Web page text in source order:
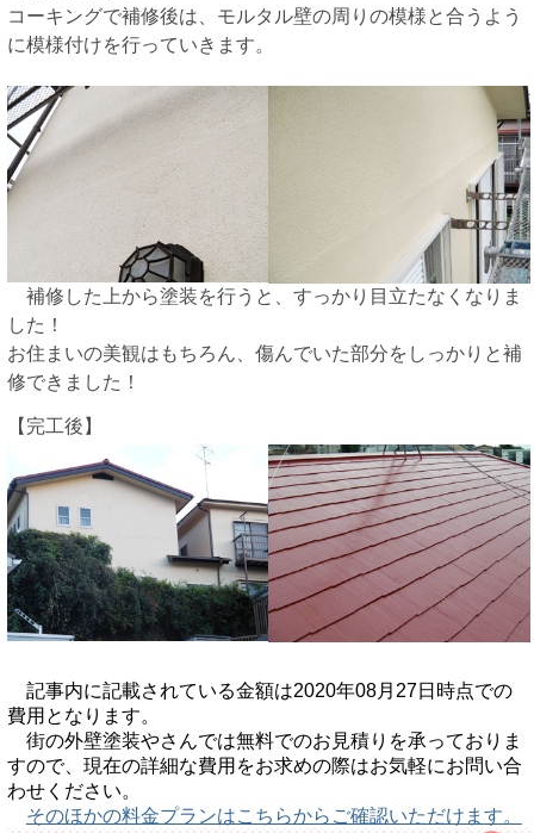
コーキングで補修後は、モルタル壁の周りの模様と合うよう
に模様付けを行っていきます。
補修した上から塗装を行うと、すっかり目立たなくなりま
した！
お住まいの美観はもちろん、傷んでいた部分をしっかりと補
修できました！
【完工後】
記事内に記載されている金額は2020年08月27日時点での
費用となります。
街の外壁塗装やさんでは無料でのお見積りを承っておりま
すので、現在の詳細な費用をお求めの際はお気軽にお問い合
わせください。
そのほかの料金プランはこちらからご確認いただけます。